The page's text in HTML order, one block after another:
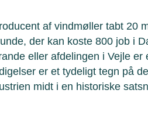
af vindmøller tabt 20
der kan koste 800 job i
eller afdelingen i Vejle er
er et tydeligt tegn på
midt i en historiske